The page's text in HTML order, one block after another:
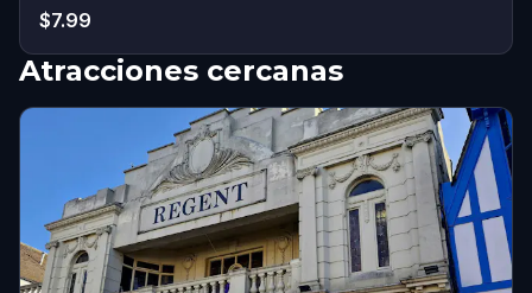
$7.99
Atracciones cercanas